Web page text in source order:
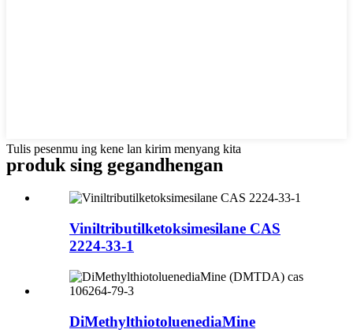
Tulis pesenmu ing kene lan kirim menyang kita
produk sing gegandhengan
Viniltributilketoksimesilane CAS
2224-33-1
DiMethylthiotoluenediaMine